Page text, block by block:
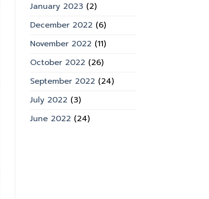
January 2023 (2)
December 2022 (6)
November 2022 (11)
October 2022 (26)
September 2022 (24)
July 2022 (3)
June 2022 (24)